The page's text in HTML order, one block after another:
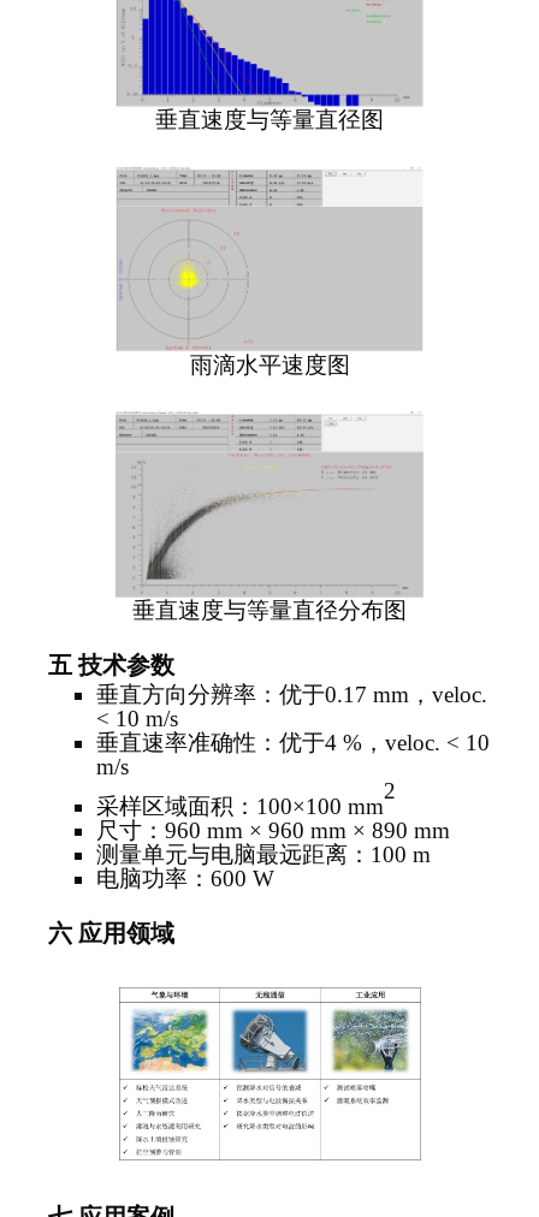
垂直速度与等量直径图
雨滴水平速度图
垂直速度与等量直径分布图
五 技术参数
垂直方向分辨率：优于0.17 mm，veloc.
< 10 m/s
垂直速率准确性：优于4 %，veloc. < 10
m/s
采样区域面积： 100×100 mm
2
尺寸： 960 mm × 960 mm × 890 mm
测量单元与电脑最远距离： 100 m
电脑功率： 600 W
六 应用领域